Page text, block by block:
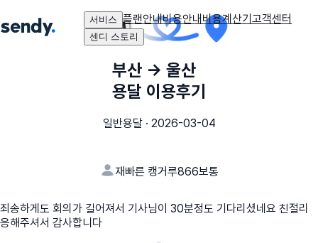
서비스 플랜안내비용안내비용계산기고객센터
센디 스토리
부산 → 울산
용달 이용후기
일반용달· 2026-03-04
재빠른 캥거루866보통
죄송하게도 회의가 길어져서 기사님이 30분정도 기다리셨네요 친절리
응해주셔서 감사합니다